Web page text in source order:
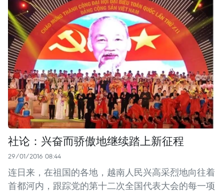
社论：兴奋而骄傲地继续踏上新征程
29/01/2016 08:44
连日来，在祖国的各地，越南人民兴高采烈地向往着
首都河内，跟踪党的第十二次全国代表大会的每一项